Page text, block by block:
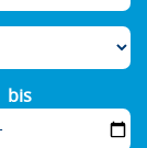
bis